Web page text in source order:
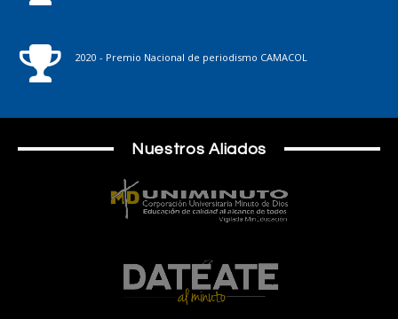
2020 - Premio Nacional de periodismo CAMACOL
Nuestros Aliados